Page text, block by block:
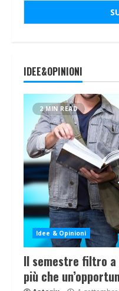
IDEE&OPINIONI
2 MIN READ
Idee & Opinioni
Il semestre filtro a
più che